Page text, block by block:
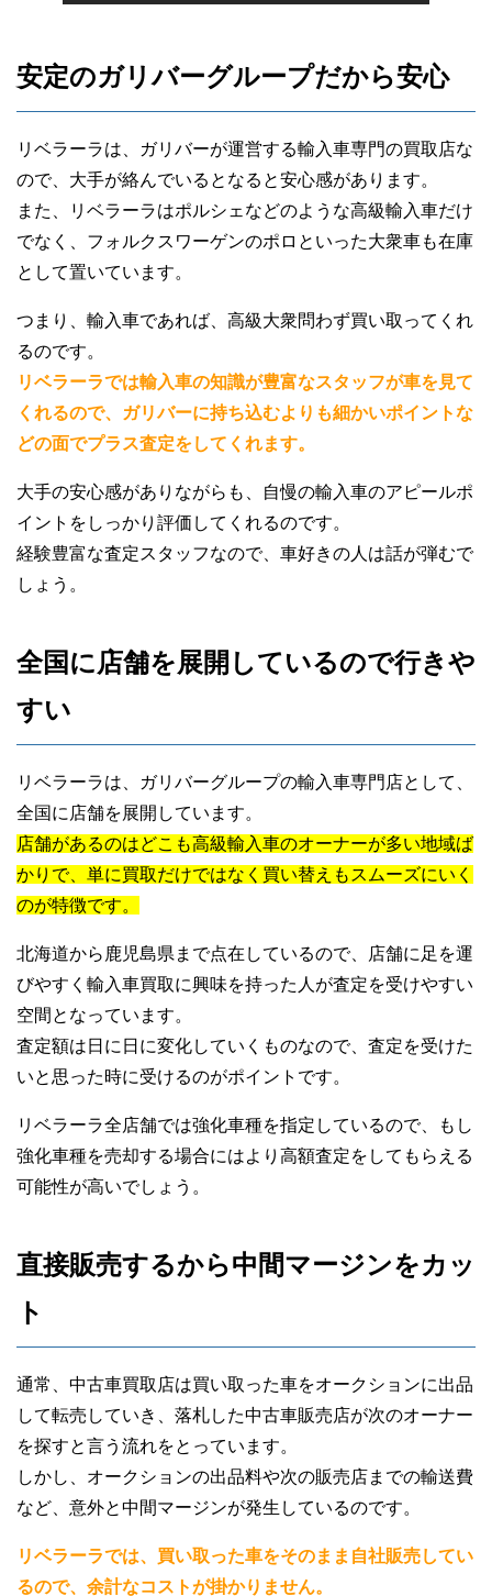
来ました。
安定のガリバーグループだから安心
リベラーラは、ガリバーが運営する輸入車専門の買取店な
ので、大手が絡んでいるとなると安心感があります。
また、リベラーラはポルシェなどのような高級輸入車だけ
でなく、フォルクスワーゲンのポロといった大衆車も在庫
として置いています。
つまり、輸入車であれば、高級大衆問わず買い取ってくれ
るのです。
リベラーラでは輸入車の知識が豊富なスタッフが車を見て
くれるので、ガリバーに持ち込むよりも細かいポイントな
どの面でプラス査定をしてくれます。
大手の安心感がありながらも、自慢の輸入車のアピールポ
イントをしっかり評価してくれるのです。
経験豊富な査定スタッフなので、車好きの人は話が弾むで
しょう。
全国に店舗を展開しているので行きや
すい
リベラーラは、ガリバーグループの輸入車専門店として、
全国に店舗を展開しています。
店舗があるのはどこも高級輸入車のオーナーが多い地域ば
かりで、単に買取だけではなく買い替えもスムーズにいく
のが特徴です。
北海道から鹿児島県まで点在しているので、店舗に足を運
びやすく輸入車買取に興味を持った人が査定を受けやすい
空間となっています。
査定額は日に日に変化していくものなので、査定を受けた
いと思った時に受けるのがポイントです。
リベラーラ全店舗では強化車種を指定しているので、もし
強化車種を売却する場合にはより高額査定をしてもらえる
可能性が高いでしょう。
直接販売するから中間マージンをカッ
ト
通常、中古車買取店は買い取った車をオークションに出品
して転売していき、落札した中古車販売店が次のオーナー
を探すと言う流れをとっています。
しかし、オークションの出品料や次の販売店までの輸送費
など、意外と中間マージンが発生しているのです。
リベラーラでは、買い取った車をそのまま自社販売してい
るので、余計なコストが掛かりません。